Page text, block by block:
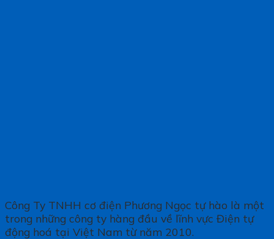
Công Ty TNHH cơ điện Phương Ngọc tự hào là một
trong những công ty hàng đầu về lĩnh vực Điện tự
động hoá tại Việt Nam từ năm 2010.